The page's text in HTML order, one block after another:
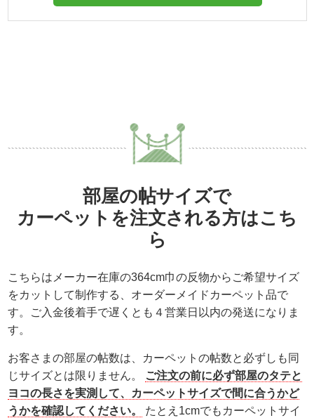
部屋の帖サイズで
カーペットを注文される方はこち
ら
こちらはメーカー在庫の364cm巾の反物からご希望サイズ
をカットして制作する、 オーダーメイドカーペット品で
す。ご入金後着手で遅くとも４営業日以内の発送になりま
す。
お客さまの部屋の帖数は、カーペットの帖数と必ずしも同
じサイズとは限りません。
ご注文の前に必ず部屋のタテと
ヨコの長さを実測して、カーペットサイズで間に合うかど
うかを確認してください。
たとえ1cmでもカーペットサイ